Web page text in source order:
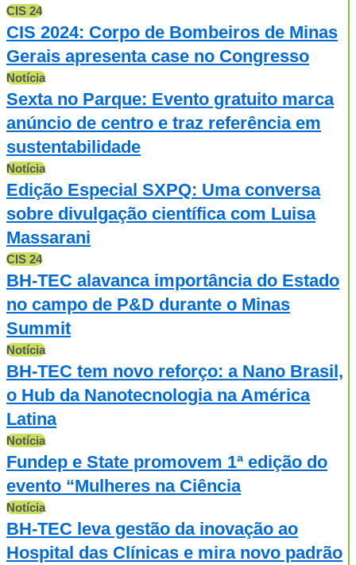
CIS 24
CIS 2024: Corpo de Bombeiros de Minas
Gerais apresenta case no Congresso
Notícia
Sexta no Parque: Evento gratuito marca
anúncio de centro e traz referência em
sustentabilidade
Notícia
Edição Especial SXPQ: Uma conversa
sobre divulgação científica com Luisa
Massarani
CIS 24
BH-TEC alavanca importância do Estado
no campo de P&D durante o Minas
Summit
Notícia
BH-TEC tem novo reforço: a Nano Brasil,
o Hub da Nanotecnologia na América
Latina
Notícia
Fundep e State promovem 1ª edição do
evento “Mulheres na Ciência
Notícia
BH-TEC leva gestão da inovação ao
Hospital das Clínicas e mira novo padrão